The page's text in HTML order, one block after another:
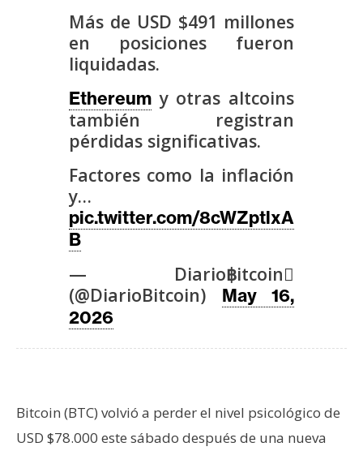
e
s
Más de USD $491 millones
en posiciones fueron
liquidadas.
Ethereum y otras altcoins
también registran
pérdidas significativas.
Factores como la inflación
y…
pic.twitter.com/8cWZptlxA
B
— Diario฿itcoin
(@DiarioBitcoin) May 16,
2026
Bitcoin (BTC) volvió a perder el nivel psicológico de
USD $78.000 este sábado después de una nueva